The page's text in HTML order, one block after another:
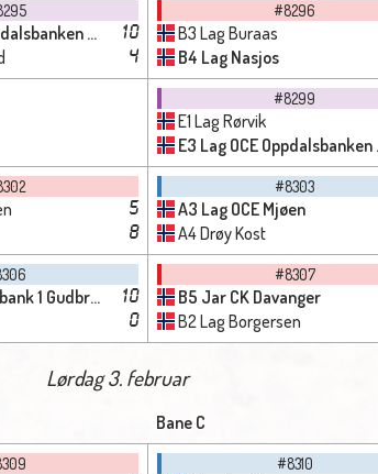
- Hårstad 10
4
#8296
B3 Lag Buraas
B4 Lag Nasjos
#8299
E1 Lag Rørvik
E3 Lag OCE Oppdalsbanken - Hårstad
5
8
#8303
A3 Lag OCE Mjøen
A4 Drøy Kost
Vintervold 10
0
#8307
B5 Jar CK Davanger
B2 Lag Borgersen
Lørdag 3. februar
Bane C
#8310